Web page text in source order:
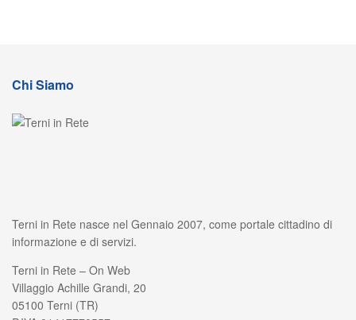
Chi Siamo
Terni in Rete nasce nel Gennaio 2007, come portale cittadino di
informazione e di servizi.
Terni in Rete – On Web
Villaggio Achille Grandi, 20
05100 Terni (TR)